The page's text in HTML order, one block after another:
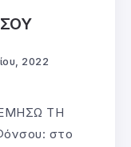
2022
ΤΗ
στο